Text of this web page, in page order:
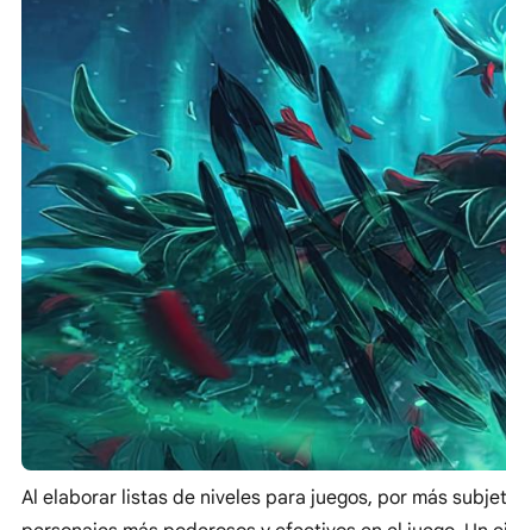
Al elaborar listas de niveles para juegos, por más